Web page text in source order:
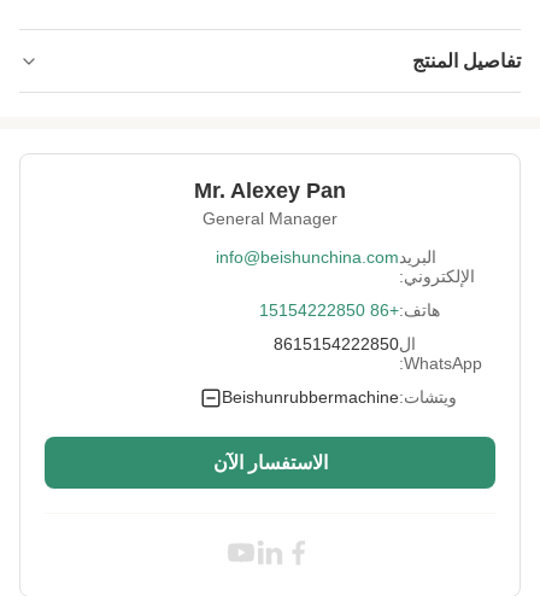
تفاصيل المنتج
Key Selling Points: تلقائي
كهربائي
طلب العميل
Rubber Sheet
Adapted Max.
Rubber Sheet
وفقا لمتطلبات العملاء
High Light: PLC دفعة من آلة التبريد المطاطية SGS
,
Mr. Alexey Pan
General Manager
البريد
الإلكتروني:
info@beishunchina.com
هاتف:+86 15154222850
ال
WhatsApp:
8615154222850
ويتشات:Beishunrubbermachine
الاستفسار الآن